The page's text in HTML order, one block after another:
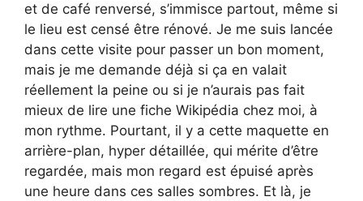
et de café renversé, s’immisce partout, même si
le lieu est censé être rénové. Je me suis lancée
dans cette visite pour passer un bon moment,
mais je me demande déjà si ça en valait
réellement la peine ou si je n’aurais pas fait
mieux de lire une fiche Wikipédia chez moi, à
mon rythme. Pourtant, il y a cette maquette en
arrière-plan, hyper détaillée, qui mérite d’être
regardée, mais mon regard est épuisé après
une heure dans ces salles sombres. Et là, je